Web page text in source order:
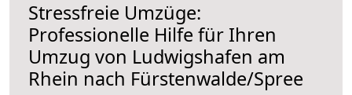
Stressfreie Umzüge:
Professionelle Hilfe für Ihren
Umzug von Ludwigshafen am
Rhein nach Fürstenwalde/Spree